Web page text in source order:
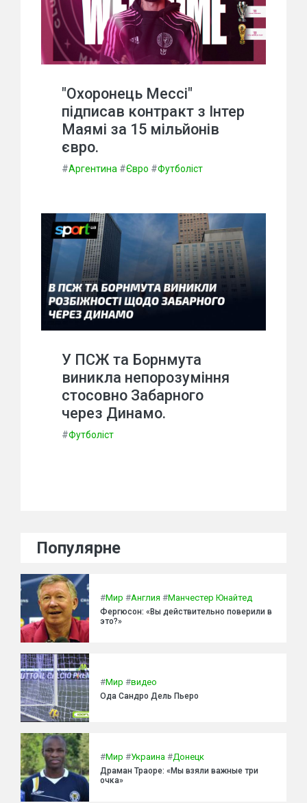
"Охоронець Мессі"
підписав контракт з Інтер
Маямі за 15 мільйонів
євро.
#Аргентина #Євро #Футболіст
У ПСЖ та Борнмута
виникла непорозуміння
стосовно Забарного
через Динамо.
#Футболіст
Популярне
#Мир #Англия #Манчестер Юнайтед
Фергюсон: «Вы действительно поверили в
это?»
#Мир #видео
Ода Сандро Дель Пьеро
#Мир #Украина #Донецк
Драман Траоре: «Мы взяли важные три
очка»